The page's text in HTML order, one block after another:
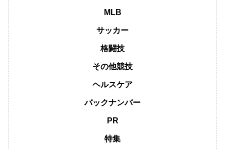
MLB
サッカー
格闘技
その他競技
ヘルスケア
バックナンバー
PR
特集